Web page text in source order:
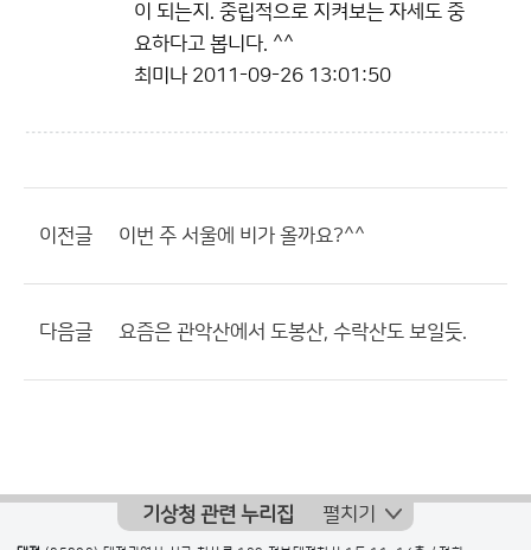
이 되는지. 중립적으로 지켜보는 자세도 중
요하다고 봅니다. ^^
최미나 2011-09-26 13:01:50
이전글 이번 주 서울에 비가 올까요?^^
다음글 요즘은 관악산에서 도봉산, 수락산도 보일듯.
기상청 관련 누리집 펼치기